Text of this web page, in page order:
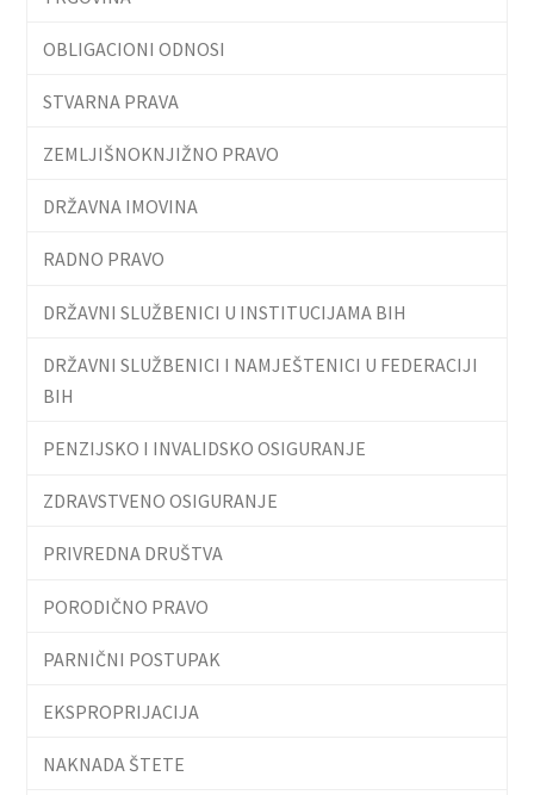
OBLIGACIONI ODNOSI
STVARNA PRAVA
ZEMLJIŠNOKNJIŽNO PRAVO
DRŽAVNA IMOVINA
RADNO PRAVO
DRŽAVNI SLUŽBENICI U INSTITUCIJAMA BIH
DRŽAVNI SLUŽBENICI I NAMJEŠTENICI U FEDERACIJI
BIH
PENZIJSKO I INVALIDSKO OSIGURANJE
ZDRAVSTVENO OSIGURANJE
PRIVREDNA DRUŠTVA
PORODIČNO PRAVO
PARNIČNI POSTUPAK
EKSPROPRIJACIJA
NAKNADA ŠTETE